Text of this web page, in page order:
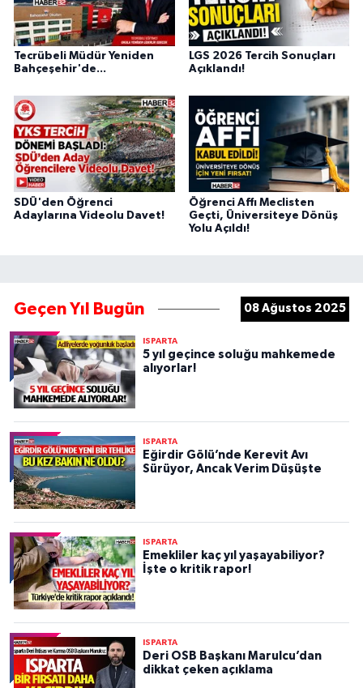
Tecrübeli Müdür Yeniden
Bahçeşehir'de...
LGS 2026 Tercih Sonuçları
Açıklandı!
SDÜ'den Öğrenci
Adaylarına Videolu Davet!
Öğrenci Affı Meclisten
Geçti, Üniversiteye Dönüş
Yolu Açıldı!
Geçen Yıl Bugün 08 Ağustos 2025
ISPARTA
5 yıl geçince soluğu mahkemede
alıyorlar!
ISPARTA
Eğirdir Gölü’nde Kerevit Avı
Sürüyor, Ancak Verim Düşüşte
ISPARTA
Emekliler kaç yıl yaşayabiliyor?
İşte o kritik rapor!
ISPARTA
Deri OSB Başkanı Marulcu’dan
dikkat çeken açıklama